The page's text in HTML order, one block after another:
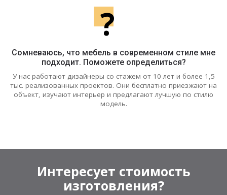
?
Сомневаюсь, что мебель в современном стиле мне
подходит. Поможете определиться?
У нас работают дизайнеры со стажем от 10 лет и более 1,5
тыс. реализованных проектов. Они бесплатно приезжают на
объект, изучают интерьер и предлагают лучшую по стилю
модель.
Интересует стоимость
изготовления?